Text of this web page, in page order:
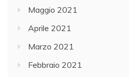
Maggio 2021
Aprile 2021
Marzo 2021
Febbraio 2021